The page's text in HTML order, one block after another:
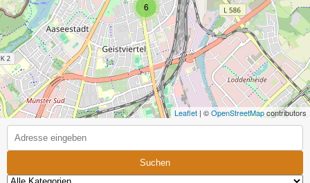
6
Leaflet | ©OpenStreetMapcontributors
Suchen